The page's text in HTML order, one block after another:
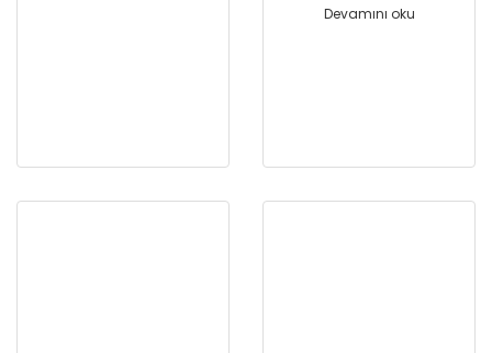
Devamını oku